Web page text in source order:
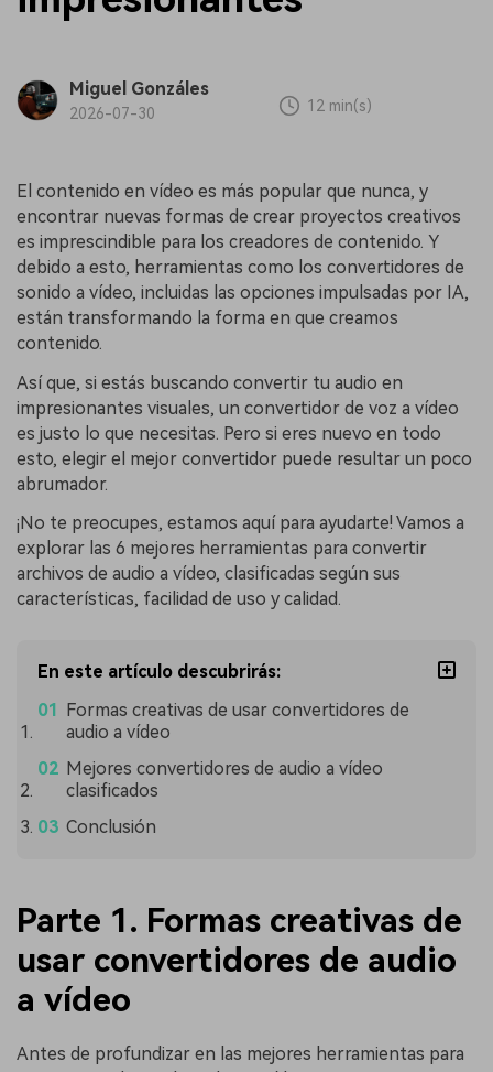
Miguel Gonzáles
2026-07-30 12 min(s)
El contenido en vídeo es más popular que nunca, y
encontrar nuevas formas de crear proyectos creativos
es imprescindible para los creadores de contenido. Y
debido a esto, herramientas como los convertidores de
sonido a vídeo, incluidas las opciones impulsadas por IA,
están transformando la forma en que creamos
contenido.
Así que, si estás buscando convertir tu audio en
impresionantes visuales, un convertidor de voz a vídeo
es justo lo que necesitas. Pero si eres nuevo en todo
esto, elegir el mejor convertidor puede resultar un poco
abrumador.
¡No te preocupes, estamos aquí para ayudarte! Vamos a
explorar las 6 mejores herramientas para convertir
archivos de audio a vídeo, clasificadas según sus
características, facilidad de uso y calidad.
En este artículo descubrirás:
Formas creativas de usar convertidores de
audio a vídeo
Mejores convertidores de audio a vídeo
clasificados
Conclusión
Parte 1. Formas creativas de
usar convertidores de audio
a vídeo
Antes de profundizar en las mejores herramientas para